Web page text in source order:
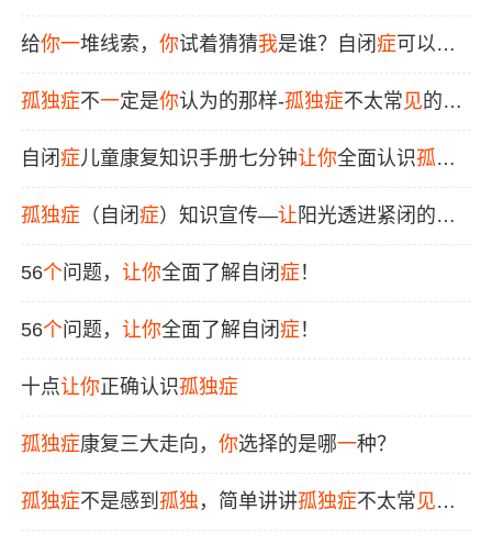
给你一堆线索，你试着猜猜我是谁？自闭症可以让
你变成天才么？
孤独症不一定是你认为的那样-孤独症不太常 见的症
状
自闭症儿童康复知识手册七分钟让你全面认识孤独
症/自闭 症
孤独症 （自闭症）知识宣传—让 阳光透进紧闭的
门，温暖每 一个角落！
56个问题，让你全面了解自闭症！
56个问题，让你全面了解自闭症！
十点让你正确认识孤独症
孤独症康复三大走向，你选择的是哪一种？
孤独症不是感到孤独 ，简单讲讲孤独症不太常 见的